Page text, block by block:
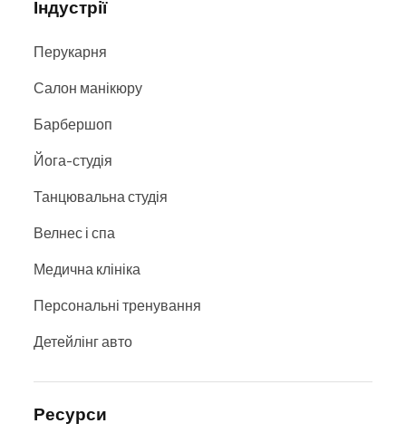
Індустрії
Перукарня
Салон манікюру
Барбершоп
Йога-студія
Танцювальна студія
Велнес і спа
Медична клініка
Персональні тренування
Детейлінг авто
Ресурси